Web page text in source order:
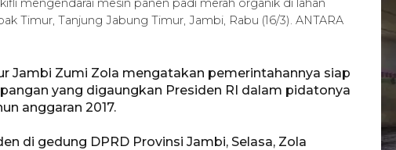
mengendarai mesin panen padi merah organik di lahan
Timur, Tanjung Jabung Timur, Jambi, Rabu (16/3). ANTARA
Jambi Zumi Zola mengatakan pemerintahannya siap
yang digaungkan Presiden RI dalam pidatonya
anggaran 2017.
di gedung DPRD Provinsi Jambi, Selasa, Zola